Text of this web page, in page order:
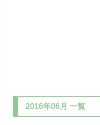
2016年06月 一覧